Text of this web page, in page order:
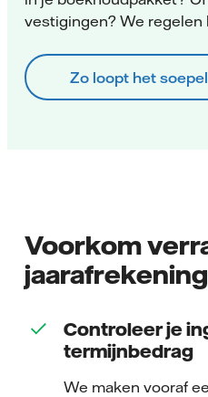
vestigingen? We
Zo loopt het soepel
Voorkom
jaarafrekening
Controleer je
termijnbedrag
We maken vooraf